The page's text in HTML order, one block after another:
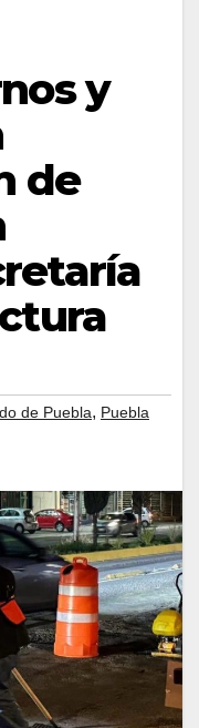
y
de
de Puebla, Puebla